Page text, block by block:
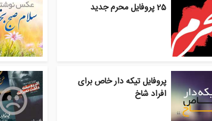
25 پروفایل محرم جدید
پروفایل تیکه دار خاص برای
افراد شاخ